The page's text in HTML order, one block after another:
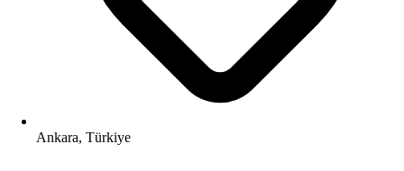
Ankara, Türkiye